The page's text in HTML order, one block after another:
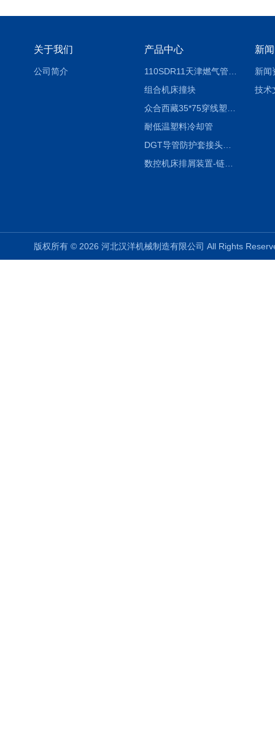
关于我们
公司简介
产品中心
组合机床撞块
耐低温塑料冷却管
DGT导管防护套接头形式与参数
数控机床排屑装置-链板式排屑机
新
新闻
技术
版权所有 © 2026 河北汉洋机械制造有限公司 All Rights